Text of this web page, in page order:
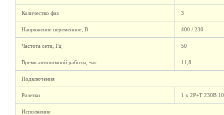
Количество фаз 3
Напряжение переменное, В 400 / 230
Частота сети, Гц 50
Время автономной работы, час 11,8
Подключения
Розетки 1 x 2P+T 230В
Исполнение